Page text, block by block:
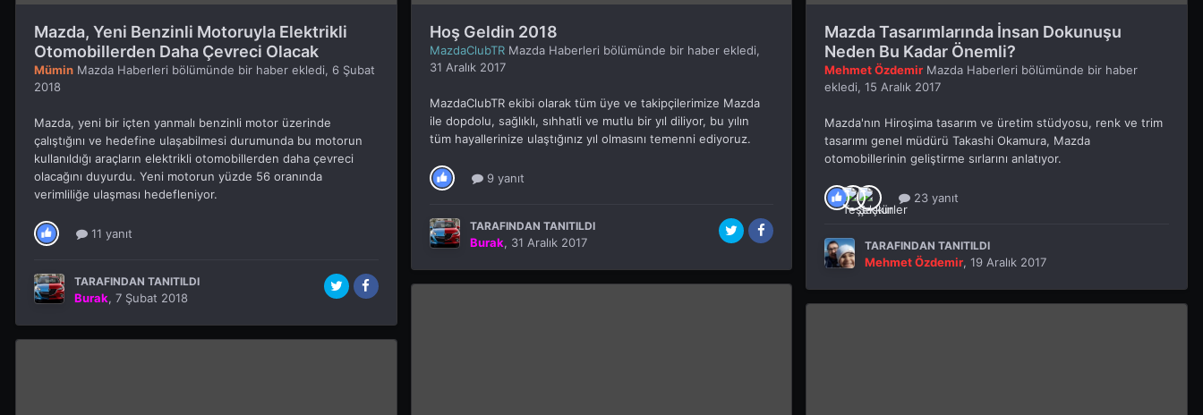
Mazda, Yeni Benzinli Motoruyla Elektrikli
Otomobillerden Daha Çevreci Olacak
Mümin Mazda Haberleri bölümünde bir haber ekledi, 6 Şubat
2018
Mazda, yeni bir içten yanmalı benzinli motor üzerinde
çalıştığını ve hedefine ulaşabilmesi durumunda bu motorun
kullanıldığı araçların elektrikli otomobillerden daha çevreci
olacağını duyurdu. Yeni motorun yüzde 56 oranında
verimliliğe ulaşması hedefleniyor.
11 yanıt
TARAFINDAN TANITILDI
Burak, 7 Şubat 2018
Hoş Geldin 2018
MazdaClubTR Mazda Haberleri bölümünde bir haber ekledi,
31 Aralık 2017
MazdaClubTR ekibi olarak tüm üye ve takipçilerimize Mazda
ile dopdolu, sağlıklı, sıhhatli ve mutlu bir yıl diliyor, bu yılın
tüm hayallerinize ulaştığınız yıl olmasını temenni ediyoruz.
9 yanıt
TARAFINDAN TANITILDI
Burak, 31 Aralık 2017
Mazda Tasarımlarında İnsan Dokunuşu
Neden Bu Kadar Önemli?
Mehmet Özdemir Mazda Haberleri bölümünde bir haber
ekledi,15 Aralık 2017
Mazda'nın Hiroşima tasarım ve üretim stüdyosu, renk ve trim
tasarımı genel müdürü Takashi Okamura, Mazda
otomobillerinin geliştirme sırlarını anlatıyor.
23 yanıt
TARAFINDAN TANITILDI
Mehmet Özdemir,19 Aralık 2017